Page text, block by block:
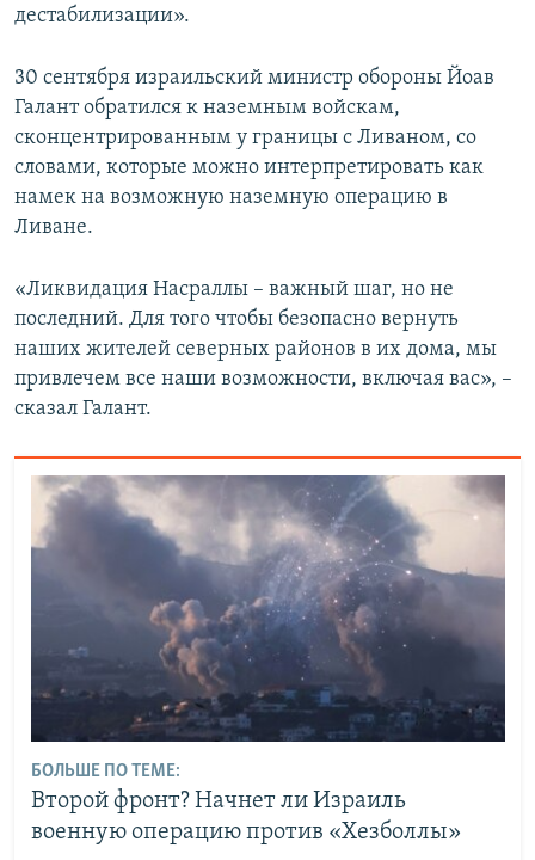
дестабилизации».
30 сентября израильский министр обороны Йоав
Галант обратился к наземным войскам,
сконцентрированным у границы с Ливаном, со
словами, которые можно интерпретировать как
намек на возможную наземную операцию в
Ливане.
«Ликвидация Насраллы – важный шаг, но не
последний. Для того чтобы безопасно вернуть
наших жителей северных районов в их дома, мы
привлечем все наши возможности, включая вас», –
сказал Галант.
БОЛЬШЕ ПО ТЕМЕ:
Второй фронт? Начнет ли Израиль
военную операцию против «Хезболлы»